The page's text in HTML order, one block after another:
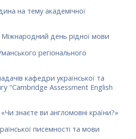
на тему академічної
день рідної мови
регіонального
кафедри української та
"Cambridge Assessment English
знаєте ви англомовні країни?»
писемності та мови